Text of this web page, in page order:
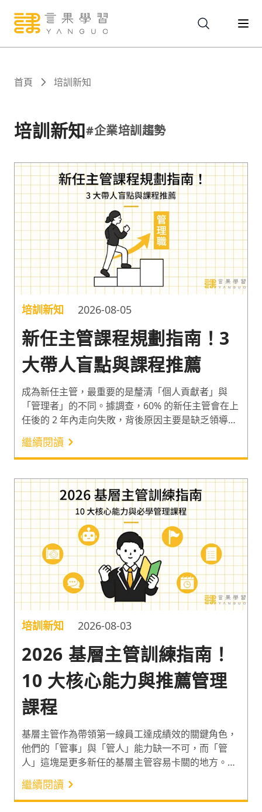
關於
報名
文章
首頁 培訓新知
培訓新知#企業培訓趨勢
培訓新知 2026-08-05
新任主管課程規劃指南！3
大帶人盲點與課程推薦
成為新任主管，最重要的是釐清「個人貢獻者」與
「管理者」的不同。據調查，60% 的新任主管會在上
任後的 2 年內走向失敗，背後原因主要是缺乏領導力
與管理技能的培訓¹。因此以下整理 3 大新任主管帶
人盲點，以及能幫新任主管調整心態、培育部屬與交
出團隊績效的課程，讓新任主管有效帶動公司整體績
效的成長。
繼續閱讀
培訓新知 2026-08-03
2026 基層主管訓練指南！
10 大核心能力與推薦管理
課程
基層主管作為帶領第一線員工達成績效的關鍵角色，
他們的「管事」與「管人」能力缺一不可，而「管
人」這塊是更多新任的基層主管容易卡關的地方。因
此以下從 10 大基層主管能力出發，推薦 9 堂聚焦
「管人」能力，適合基層與新手主管的管理課程，快
速提升基層主管能力！
繼續閱讀